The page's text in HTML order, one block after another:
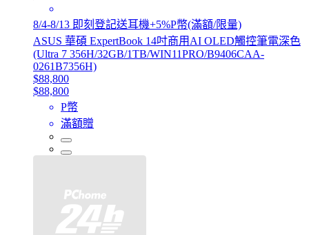
8/4-8/13 即刻登記送耳機+5%P幣(滿額/限量)
ASUS 華碩 ExpertBook 14吋商用AI OLED觸控筆電深色
(Ultra 7 356H/32GB/1TB/WIN11PRO/B9406CAA-
0261B7356H)
$88,800
$88,800
P幣
滿額贈